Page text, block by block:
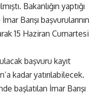
Bakanlığın yaptığı
Barışı başvurularının
15 Haziran Cumartesi
başvuru kayıt
kadar yatırılabilecek.
başlatılan İmar Barışı